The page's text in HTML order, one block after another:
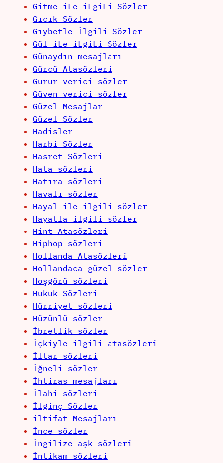
Gitme iLe iLgiLi Sözler
Gıcık Sözler
Gıybetle İlgili Sözler
Gül iLe iLgiLi Sözler
Günaydın mesajları
Gürcü Atasözleri
Gurur verici sözler
Güven verici sözler
Güzel Mesajlar
Güzel Sözler
Hadisler
Harbi Sözler
Hasret Sözleri
Hata sözleri
Hatıra sözleri
Havalı sözler
Hayal ile ilgili sözler
Hayatla ilgili sözler
Hint Atasözleri
Hiphop sözleri
Hollanda Atasözleri
Hollandaca güzel sözler
Hoşgörü sözleri
Hukuk Sözleri
Hürriyet sözleri
Hüzünlü sözler
İbretlik sözler
İçkiyle ilgili atasözleri
İftar sözleri
İğneli sözler
İhtiras mesajları
İlahi sözleri
İlginç Sözler
iltifat Mesajları
İnce sözler
İngilize aşk sözleri
İntikam sözleri